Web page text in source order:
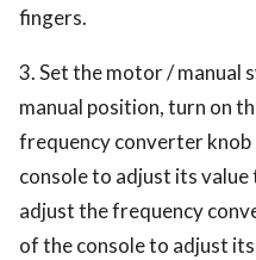
fingers.
3. Set the motor / manual
manual position, turn on
frequency converter
console to adjust its
adjust the frequency
of the console to adjust